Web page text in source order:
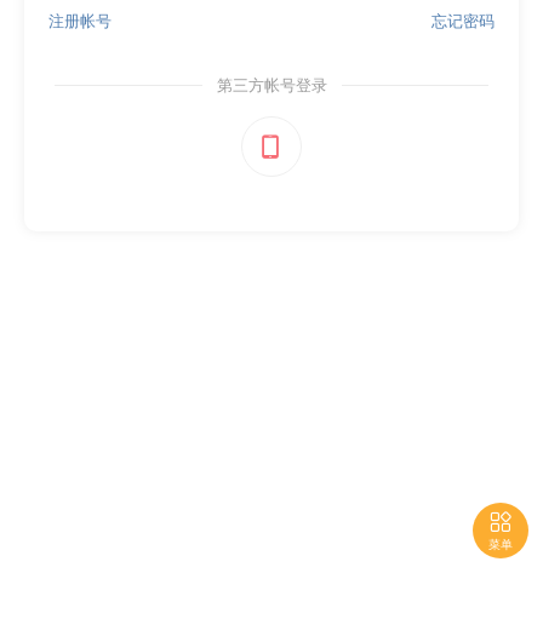
忘记密码
注册帐号
第三方帐号登录


菜单